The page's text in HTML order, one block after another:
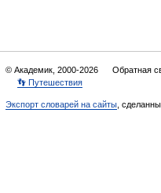
© Академик, 2000-2026 Обратная
👣 Путешествия
Экспорт словарей на сайты ,